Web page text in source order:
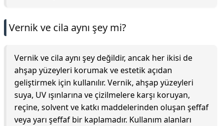
Vernik ve cila aynı şey mi?
Vernik ve cila aynı şey değildir, ancak her ikisi de
ahşap yüzeyleri korumak ve estetik açıdan
geliştirmek için kullanılır. Vernik, ahşap yüzeyleri
suya, UV ışınlarına ve çizilmelere karşı koruyan,
reçine, solvent ve katkı maddelerinden oluşan şeffaf
veya yarı şeffaf bir kaplamadır. Kullanım alanları